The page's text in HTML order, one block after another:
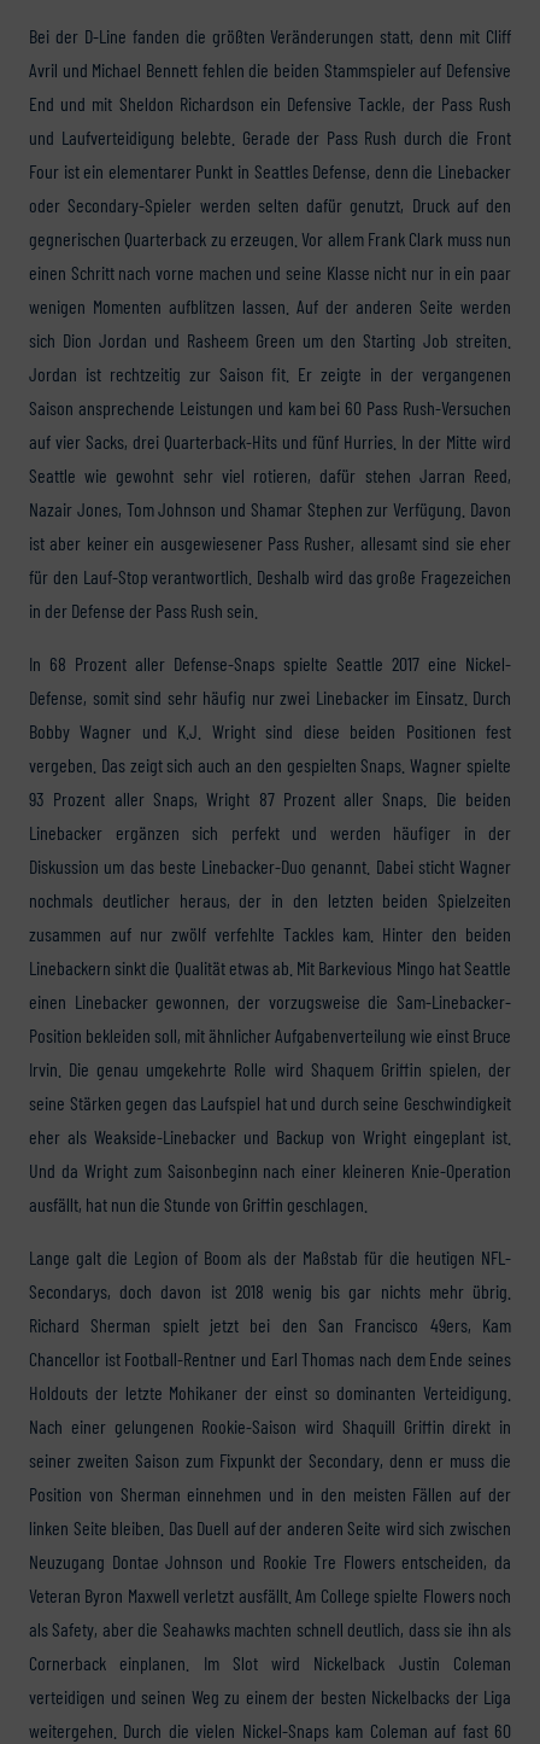
Bei der D-Line fanden die größten Veränderungen statt, denn mit Cliff
Avril und Michael Bennett fehlen die beiden Stammspieler auf Defensive
End und mit Sheldon Richardson ein Defensive Tackle, der Pass Rush
und Laufverteidigung belebte. Gerade der Pass Rush durch die Front
Four ist ein elementarer Punkt in Seattles Defense, denn die Linebacker
oder Secondary-Spieler werden selten dafür genutzt, Druck auf den
gegnerischen Quarterback zu erzeugen. Vor allem Frank Clark muss nun
einen Schritt nach vorne machen und seine Klasse nicht nur in ein paar
wenigen Momenten aufblitzen lassen. Auf der anderen Seite werden
sich Dion Jordan und Rasheem Green um den Starting Job streiten.
Jordan ist rechtzeitig zur Saison fit. Er zeigte in der vergangenen
Saison ansprechende Leistungen und kam bei 60 Pass Rush-Versuchen
auf vier Sacks, drei Quarterback-Hits und fünf Hurries. In der Mitte wird
Seattle wie gewohnt sehr viel rotieren, dafür stehen Jarran Reed,
Nazair Jones, Tom Johnson und Shamar Stephen zur Verfügung. Davon
ist aber keiner ein ausgewiesener Pass Rusher, allesamt sind sie eher
für den Lauf-Stop verantwortlich. Deshalb wird das große Fragezeichen
in der Defense der Pass Rush sein.
In 68 Prozent aller Defense-Snaps spielte Seattle 2017 eine Nickel-
Defense, somit sind sehr häufig nur zwei Linebacker im Einsatz. Durch
Bobby Wagner und K.J. Wright sind diese beiden Positionen fest
vergeben. Das zeigt sich auch an den gespielten Snaps. Wagner spielte
93 Prozent aller Snaps, Wright 87 Prozent aller Snaps. Die beiden
Linebacker ergänzen sich perfekt und werden häufiger in der
Diskussion um das beste Linebacker-Duo genannt. Dabei sticht Wagner
nochmals deutlicher heraus, der in den letzten beiden Spielzeiten
zusammen auf nur zwölf verfehlte Tackles kam. Hinter den beiden
Linebackern sinkt die Qualität etwas ab. Mit Barkevious Mingo hat Seattle
einen Linebacker gewonnen, der vorzugsweise die Sam-Linebacker-
Position bekleiden soll, mit ähnlicher Aufgabenverteilung wie einst Bruce
Irvin. Die genau umgekehrte Rolle wird Shaquem Griffin spielen, der
seine Stärken gegen das Laufspiel hat und durch seine Geschwindigkeit
eher als Weakside-Linebacker und Backup von Wright eingeplant ist.
Und da Wright zum Saisonbeginn nach einer kleineren Knie-Operation
ausfällt, hat nun die Stunde von Griffin geschlagen.
Lange galt die Legion of Boom als der Maßstab für die heutigen NFL-
Secondarys, doch davon ist 2018 wenig bis gar nichts mehr übrig.
Richard Sherman spielt jetzt bei den San Francisco 49ers, Kam
Chancellor ist Football-Rentner und Earl Thomas nach dem Ende seines
Holdouts der letzte Mohikaner der einst so dominanten Verteidigung.
Nach einer gelungenen Rookie-Saison wird Shaquill Griffin direkt in
seiner zweiten Saison zum Fixpunkt der Secondary, denn er muss die
Position von Sherman einnehmen und in den meisten Fällen auf der
linken Seite bleiben. Das Duell auf der anderen Seite wird sich zwischen
Neuzugang Dontae Johnson und Rookie Tre Flowers entscheiden, da
Veteran Byron Maxwell verletzt ausfällt. Am College spielte Flowers noch
als Safety, aber die Seahawks machten schnell deutlich, dass sie ihn als
Cornerback einplanen. Im Slot wird Nickelback Justin Coleman
verteidigen und seinen Weg zu einem der besten Nickelbacks der Liga
weitergehen. Durch die vielen Nickel-Snaps kam Coleman auf fast 60